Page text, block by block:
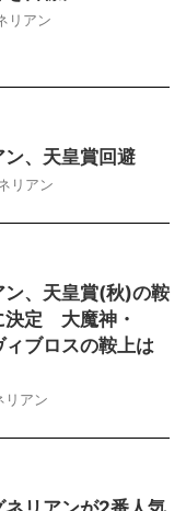
リアン
ン、天皇賞回避
リアン
ン、天皇賞(秋)の鞍
決定 大魔神・
ブロスの鞍上は
リアン